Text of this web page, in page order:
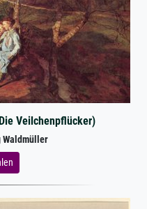
Veilchenpflücker)
Waldmüller